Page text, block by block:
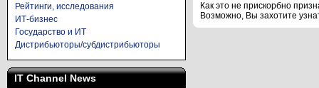
Рейтинги, исследования
ИТ-бизнес
Государство и ИТ
Дистрибьюторы/субдистрибьюторы
IT Channel News
Как это не прискорбно
Возможно, Вы захотите